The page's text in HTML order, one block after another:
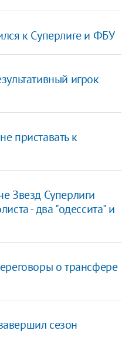
к Суперлиге и ФБУ
игрок
приставать к
Звезд Суперлиги
- два "одессита" и
о трансфере
сезон